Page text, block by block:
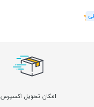
امکان تحویل اکسپرس